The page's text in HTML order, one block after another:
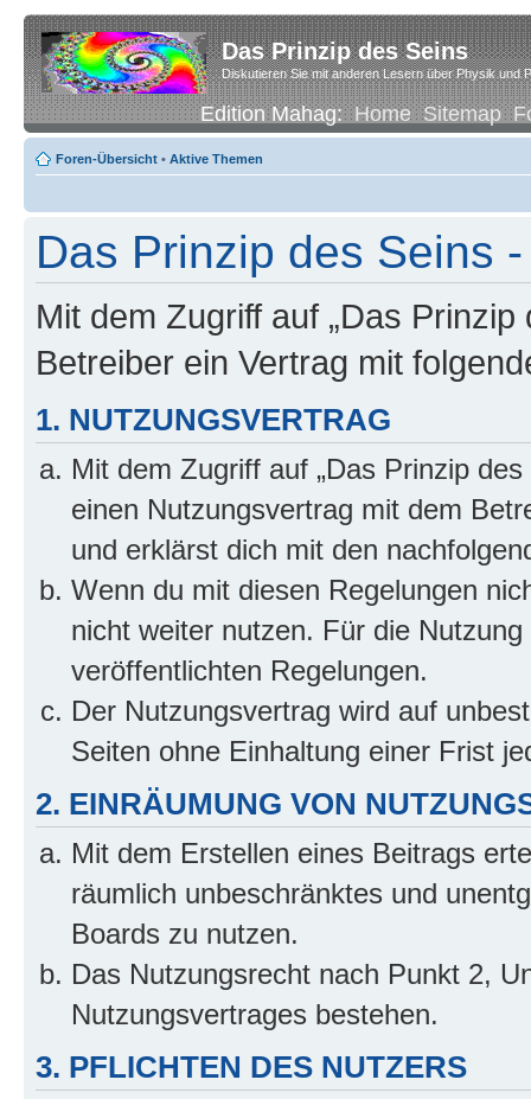
Das Prinzip des Seins
Diskutieren Sie mit anderen Lesern über Physik und
Edition Mahag:Home Sitemap
Foren-Übersicht • Aktive Themen
Das Prinzip des Seins
Mit dem Zugriff auf „Das
Betreiber ein Vertrag mit
1. NUTZUNGSVERTRAG
Mit dem Zugriff auf „Das Prinzip
einen Nutzungsvertrag mit dem
und erklärst dich mit den
Wenn du mit diesen Regelungen
nicht weiter nutzen. Für die
veröffentlichten Regelungen.
Der Nutzungsvertrag wird auf
Seiten ohne Einhaltung einer Frist
2. EINRÄUMUNG VON
Mit dem Erstellen eines Beitrags
räumlich unbeschränktes und
Boards zu nutzen.
Das Nutzungsrecht nach Punkt 2,
Nutzungsvertrages bestehen.
3. PFLICHTEN DES NUTZERS